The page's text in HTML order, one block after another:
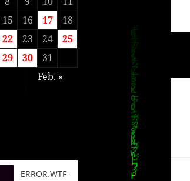
15 16 17
18
22 23 24
25
29 30
31
Feb. »
ERROR.WTF